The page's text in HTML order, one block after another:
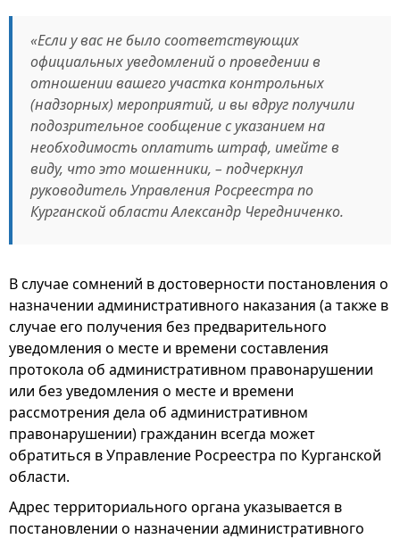
«Если у вас не было соответствующих
официальных уведомлений о проведении в
отношении вашего участка контрольных
(надзорных) мероприятий, и вы вдруг получили
подозрительное сообщение с указанием на
необходимость оплатить штраф, имейте в
виду, что это мошенники, – подчеркнул
руководитель Управления Росреестра по
Курганской области Александр Чередниченко.
В случае сомнений в достоверности постановления о
назначении административного наказания (а также в
случае его получения без предварительного
уведомления о месте и времени составления
протокола об административном правонарушении
или без уведомления о месте и времени
рассмотрения дела об административном
правонарушении) гражданин всегда может
обратиться в Управление Росреестра по Курганской
области.
Адрес территориального органа указывается в
постановлении о назначении административного